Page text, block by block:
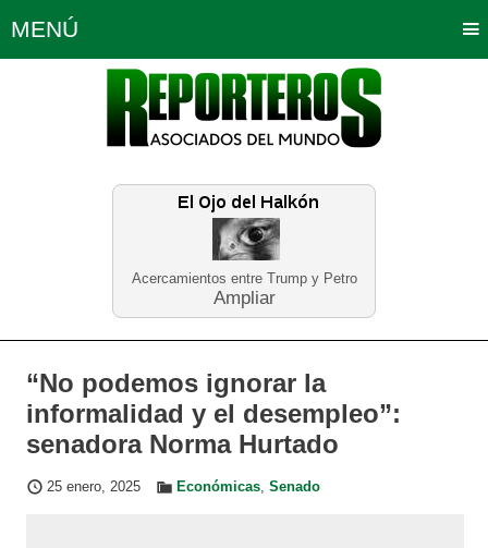
Acercamientos entre Trump y Petro
Ampliar
MENÚ
Política Opinión Bogotá
Planeta Tierra Deportes
Educación Neira
“No podemos ignorar la
informalidad y el desempleo”:
senadora Norma Hurtado
25 enero, 2025 Económicas, Senado